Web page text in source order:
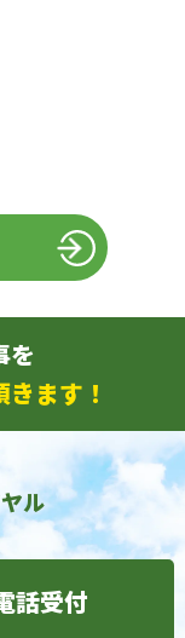
を
ます！
ル
話受付